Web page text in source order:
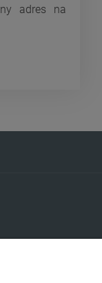
adres na